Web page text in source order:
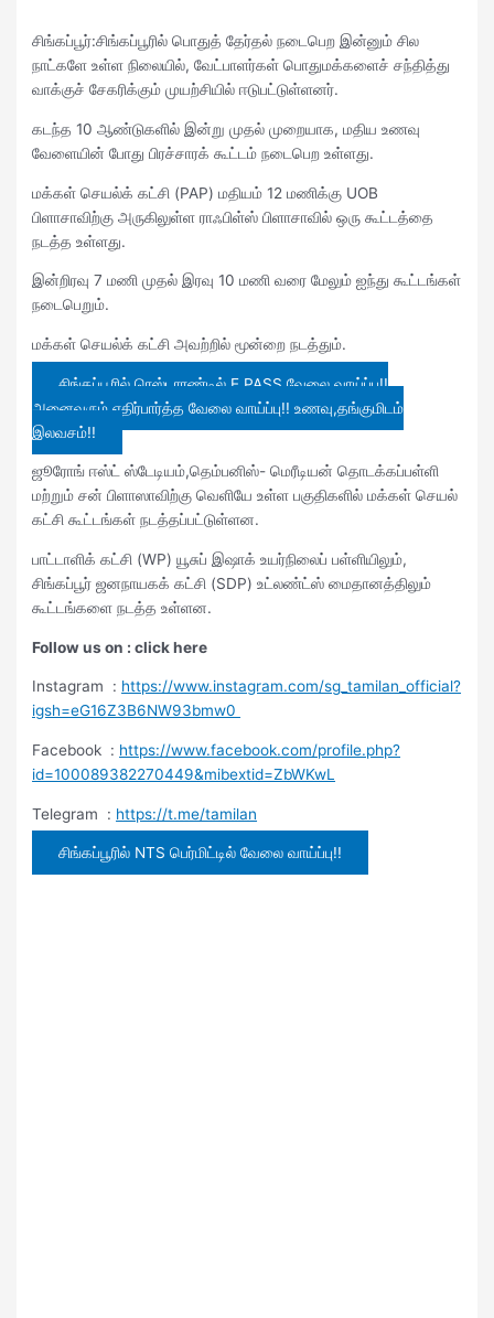
சிங்கப்பூர்:சிங்கப்பூரில் பொதுத் தேர்தல் நடைபெற இன்னும் சில
நாட்களே உள்ள நிலையில், வேட்பாளர்கள் பொதுமக்களைச் சந்தித்து
வாக்குச் சேகரிக்கும் முயற்சியில் ஈடுபட்டுள்ளனர்.
கடந்த 10 ஆண்டுகளில் இன்று முதல் முறையாக, மதிய உணவு
வேளையின் போது பிரச்சாரக் கூட்டம் நடைபெற உள்ளது.
மக்கள் செயல்க் கட்சி (PAP) மதியம் 12 மணிக்கு UOB
பிளாசாவிற்கு அருகிலுள்ள ராஃபிள்ஸ் பிளாசாவில் ஒரு கூட்டத்தை
நடத்த உள்ளது.
இன்றிரவு 7 மணி முதல் இரவு 10 மணி வரை மேலும் ஐந்து கூட்டங்கள்
நடைபெறும்.
மக்கள் செயல்க் கட்சி அவற்றில் மூன்றை நடத்தும்.
சிங்கப்பூரில் ரெஸ்டாரண்டில் E PASS வேலை வாய்ப்பு!!
அனைவரும் எதிர்பார்த்த வேலை வாய்ப்பு!! உணவு,தங்குமிடம்
இலவசம்!!
ஜூரோங் ஈஸ்ட் ஸ்டேடியம்,தெம்பனிஸ்- மெரீடியன் தொடக்கப்பள்ளி
மற்றும் சன் பிளாஸாவிற்கு வெளியே உள்ள பகுதிகளில் மக்கள் செயல்
கட்சி கூட்டங்கள் நடத்தப்பட்டுள்ளன.
பாட்டாளிக் கட்சி (WP) யூசுப் இஷாக் உயர்நிலைப் பள்ளியிலும்,
சிங்கப்பூர் ஜனநாயகக் கட்சி (SDP) உட்லண்ட்ஸ் மைதானத்திலும்
கூட்டங்களை நடத்த உள்ளன.
Follow us on : click here
Instagram : https://www.instagram.com/sg_tamilan_official?
igsh=eG16Z3B6NW93bmw0
Facebook : https://www.facebook.com/profile.php?
id=100089382270449&mibextid=ZbWKwL
Telegram : https://t.me/tamilan
சிங்கப்பூரில் NTS பெர்மிட்டில் வேலை வாய்ப்பு!!